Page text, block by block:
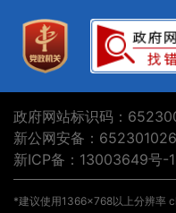
政府网站标识码：
新公网安备：
新ICP备：13003649号-1
*建议使用1366×768以上分辨率